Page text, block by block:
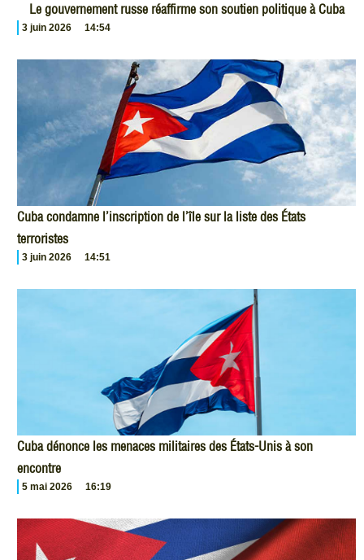
Le gouvernement russe réaffirme son soutien politique à Cuba
3 juin 2026 14:54
Cuba condamne l’inscription de l’île sur la liste des États
terroristes
3 juin 2026 14:51
Cuba dénonce les menaces militaires des États-Unis à son
encontre
5 mai 2026 16:19